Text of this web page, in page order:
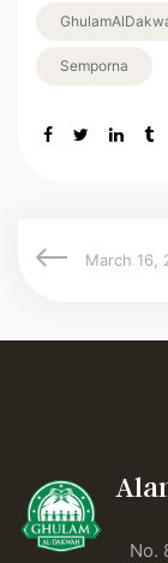
Semporna
March 16,
No.